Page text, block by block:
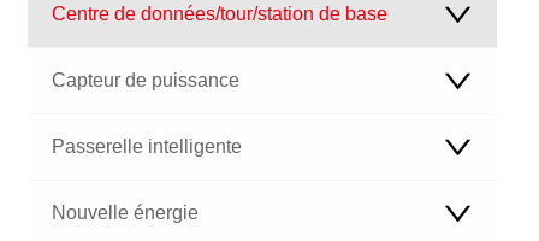
Centre de données/tour/station de base
Capteur de puissance
Passerelle intelligente
Nouvelle énergie